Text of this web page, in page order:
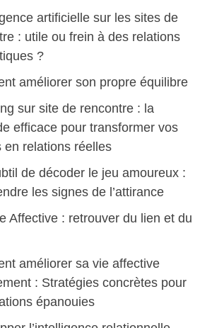
artificielle sur les sites de
: utile ou frein à des relations
?
améliorer son propre équilibre
sur site de rencontre : la
efficace pour transformer vos
en relations réelles
de décoder le jeu amoureux :
les signes de l’attirance
Affective : retrouver du lien et du
améliorer sa vie affective
: Stratégies concrètes pour
épanouies